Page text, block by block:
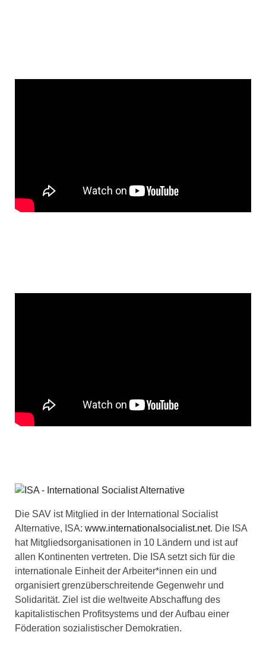
Die SAV ist Mitglied in der International Socialist
Alternative, ISA: www.internationalsocialist.net. Die ISA
hat Mitgliedsorganisationen in 10 Ländern und ist auf
allen Kontinenten vertreten. Die ISA setzt sich für die
internationale Einheit der Arbeiter*innen ein und
organisiert grenzüberschreitende Gegenwehr und
Solidarität. Ziel ist die weltweite Abschaffung des
kapitalistischen Profitsystems und der Aufbau einer
Föderation sozialistischer Demokratien.